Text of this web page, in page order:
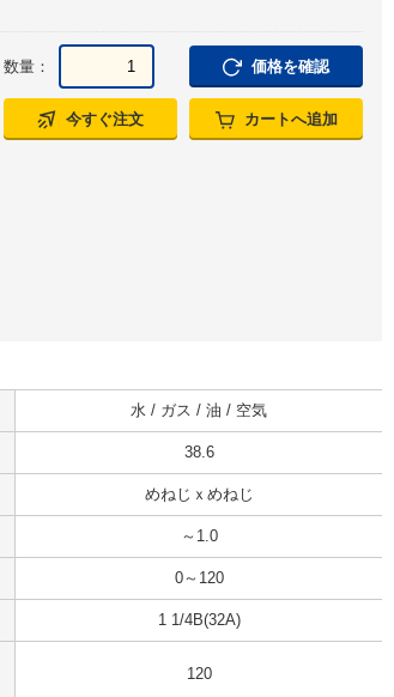
数量： 価格を確認
今すぐ注文 カートへ追加
水 / ガス / 油 / 空気
38.6
めねじｘめねじ
～1.0
0～120
1 1/4B(32A)
120